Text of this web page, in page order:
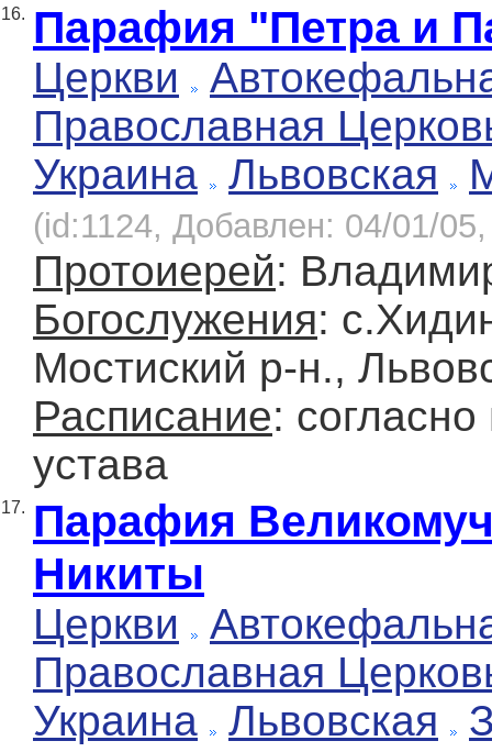
16. Парафия "Петра и
Церкви
Православная
Украина
Львовская
(id:1124, Добавлен: 04/01/
Протоиерей:
Богослужения:
Мостиский р-н.,
Расписание: согласно
устава
17. Парафия
Никиты
Церкви
Православная
Украина
Львовская